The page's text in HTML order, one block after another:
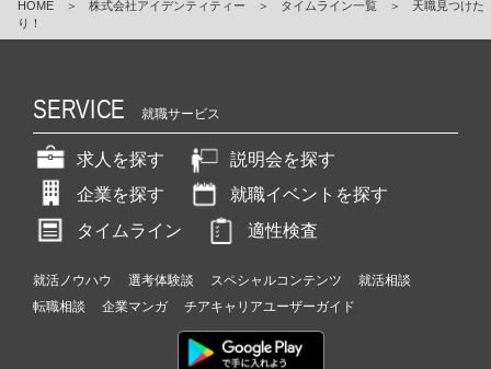
HOME ＞ 株式会社アイデンティティー ＞ タイムライン一覧 ＞
天職見つけた
り！
SERVICE 就職サービス
求人を探す
説明会を探す
企業を探す
就職イベントを探す
タイムライン
適性検査
就活ノウハウ 選考体験談 スペシャルコンテンツ
就活相談
転職相談
企業マンガ チアキャリアユーザーガイド